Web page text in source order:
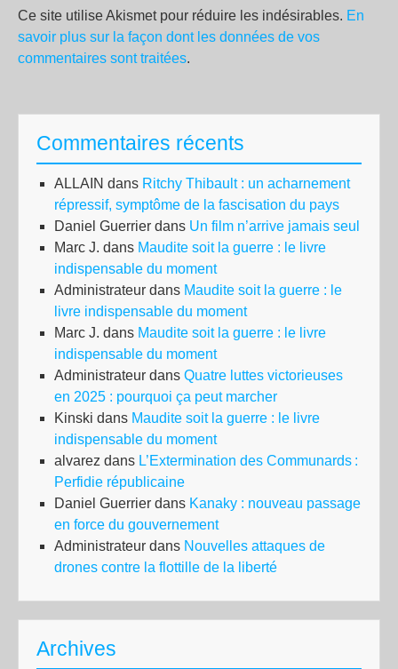
Ce site utilise Akismet pour réduire les indésirables. En
savoir plus sur la façon dont les données de vos
commentaires sont traitées.
Commentaires récents
ALLAIN dans Ritchy Thibault : un acharnement
répressif, symptôme de la fascisation du pays
Daniel Guerrier dans Un film n’arrive jamais seul
Marc J. dans Maudite soit la guerre : le livre
indispensable du moment
Administrateur dans Maudite soit la guerre : le
livre indispensable du moment
Marc J. dans Maudite soit la guerre : le livre
indispensable du moment
Administrateur dans Quatre luttes victorieuses
en 2025 : pourquoi ça peut marcher
Kinski dans Maudite soit la guerre : le livre
indispensable du moment
alvarez dans L’Extermination des Communards :
Perfidie républicaine
Daniel Guerrier dans Kanaky : nouveau passage
en force du gouvernement
Administrateur dans Nouvelles attaques de
drones contre la flottille de la liberté
Archives